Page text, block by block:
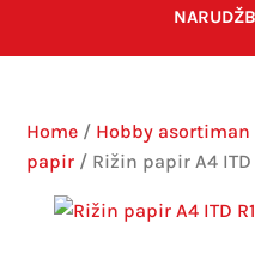
Home / Hobby asortiman
papir / Rižin papir A4 ITD